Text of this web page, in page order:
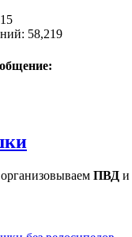
58,219
ПВД и